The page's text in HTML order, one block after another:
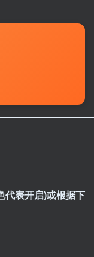
代表开启)或根据下